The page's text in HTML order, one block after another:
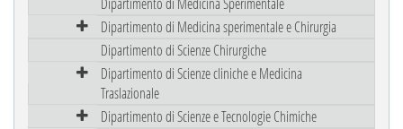
Dipartimento di Medicina sperimentale e Chirurgia
Dipartimento di Scienze Chirurgiche
Dipartimento di Scienze cliniche e Medicina
Traslazionale
Dipartimento di Scienze e Tecnologie Chimiche